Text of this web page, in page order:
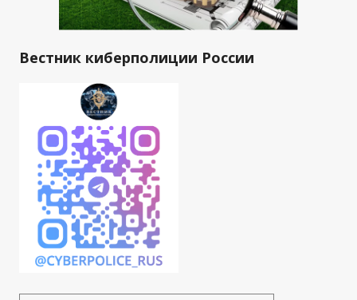
Вестник киберполиции России